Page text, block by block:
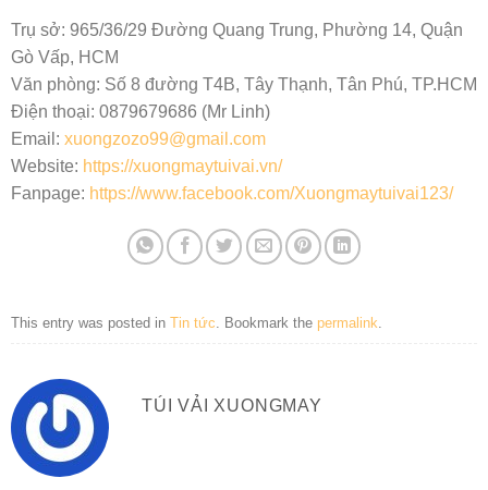
Trụ sở: 965/36/29 Đường Quang Trung, Phường 14, Quận
Gò Vấp, HCM
Văn phòng: Số 8 đường T4B, Tây Thạnh, Tân Phú, TP.HCM
Điện thoại: 0879679686 (Mr Linh)
Email: xuongzozo99@gmail.com
Website: https://xuongmaytuivai.vn/
Fanpage: https://www.facebook.com/Xuongmaytuivai123/
This entry was posted in Tin tức . Bookmark the permalink
TÚI VẢI XUONGMAY